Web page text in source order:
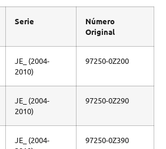
Serie
Número
Original
JE_ (2004-
2010)
97250-0Z200
JE_ (2004-
2010)
97250-0Z290
JE_ (2004-
97250-0Z390